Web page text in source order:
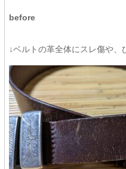
before
↓ベルトの革全体にスレ傷や、